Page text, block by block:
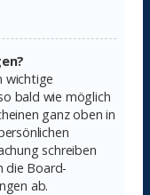
wichtige
bald wie möglich
ganz oben in
schreiben
die Board-
ab.